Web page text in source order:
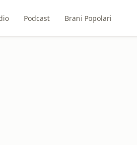
Podcast Brani Popolari